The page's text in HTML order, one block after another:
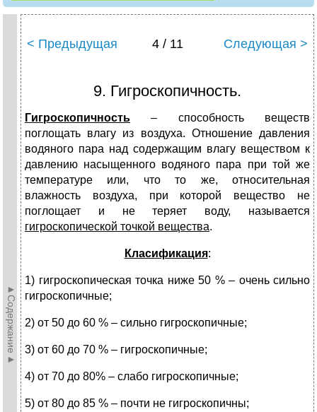
►Содержание►
< Предыдущая 4 / 11 Следующая >
9. Гигроскопичность.
Гигроскопичность – способность веществ
поглощать влагу из воздуха. Отношение давления
водяного пара над содержащим влагу веществом к
давлению насыщенного водяного пара при той же
температуре или, что то же, относительная
влажность воздуха, при которой вещество не
поглощает и не теряет воду, называется
гигроскопической точкой вещества.
Класификация:
1) гигроскопическая точка ниже 50 % – очень сильно
гигроскопичные;
2) от 50 до 60 % – сильно гигроскопичные;
3) от 60 до 70 % – гигроскопичные;
4) от 70 до 80% – слабо гигроскопичные;
5) от 80 до 85 % – почти не гигроскопичны;